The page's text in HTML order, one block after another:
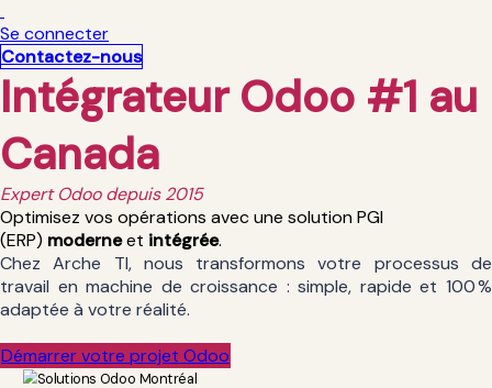
Se connecter
Contactez-nous
Intégrateur Odoo #1 au
Canada
Expert Odoo depuis 2015
Optimisez vos opérations avec une solution PGI
(ERP) moderneet intégrée.
Chez Arche TI, nous transformons votre processus de
travail en machine de croissance : simple, rapide et 100 %
adaptée à votre réalité.
Déma​​​​rrer votre projet Odoo